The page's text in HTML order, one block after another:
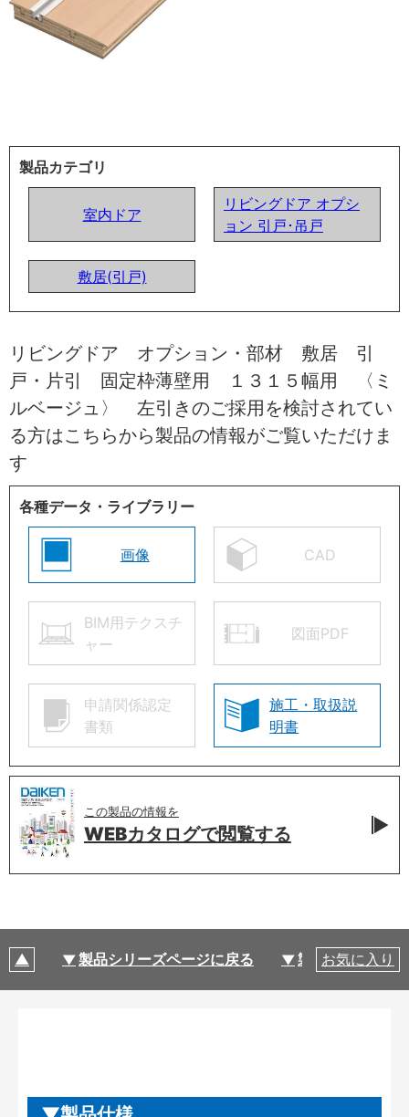
製品カテゴリ
室内ドア
リビングドア オプシ
ョン 引戸･吊戸
敷居(引戸)
リビングドア オプション・部材 敷居 引
戸・片引 固定枠薄壁用 １３１５幅用 〈ミ
ルベージュ〉 左引きのご採用を検討されてい
る方はこちらから製品の情報がご覧いただけま
す
各種データ・ライブラリー
画像 CAD
BIM用テクスチ
ャー
図面PDF
申請関係認定
書類
施工・取扱説
明書
この製品の情報を
WEBカタログで閲覧する
製品シリーズページに戻る 製品仕様
お気に入り